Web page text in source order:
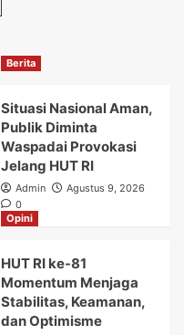
Berita
Situasi Nasional Aman,
Publik Diminta
Waspadai Provokasi
Jelang HUT RI
Admin
Agustus 9, 2026
0
Opini
HUT RI ke-81
Momentum Menjaga
Stabilitas, Keamanan,
dan Optimisme